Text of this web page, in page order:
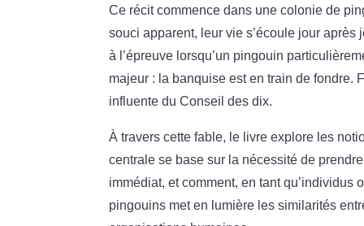
Ce récit commence dans une colonie de
souci apparent, leur vie s’écoule jour
à l’épreuve lorsqu’un pingouin
majeur : la banquise est en train de fondre.
influente du Conseil des dix.
À travers cette fable, le livre explore les
centrale se base sur la nécessité de
immédiat, et comment, en tant
pingouins met en lumière les similarités